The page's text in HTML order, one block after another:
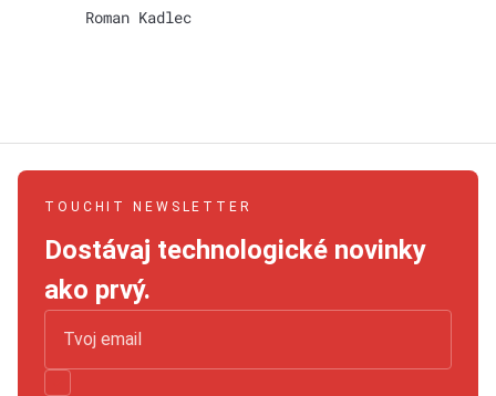
Roman Kadlec
TOUCHIT NEWSLETTER
Dostávaj technologické novinky
ako prvý.